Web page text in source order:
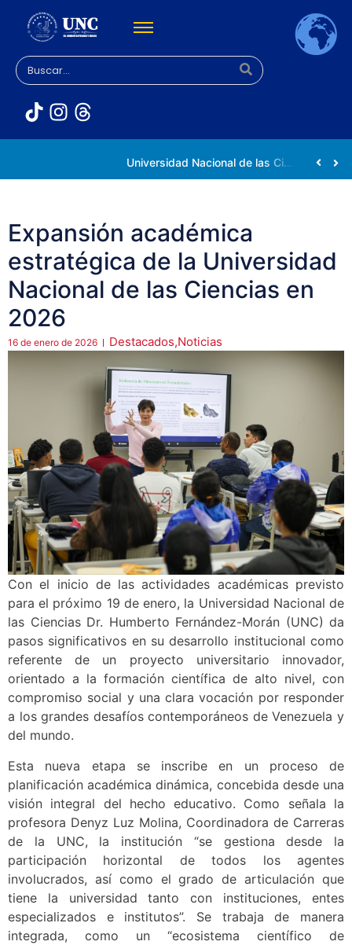
Universidad Nacional de las Ciencias impulsa vocaciones científicas en la Expoferia de Oportunidades de Estudio 2026
Expansión académica
estratégica de la Universidad
Nacional de las Ciencias en
2026
16 de enero de 2026 Destacados,Noticias
Con el inicio de las actividades académicas previsto
para el próximo 19 de enero, la Universidad Nacional de
las Ciencias Dr. Humberto Fernández-Morán (UNC) da
pasos significativos en su desarrollo institucional como
referente de un proyecto universitario innovador,
orientado a la formación científica de alto nivel, con
compromiso social y una clara vocación por responder
a los grandes desafíos contemporáneos de Venezuela y
del mundo.
Esta nueva etapa se inscribe en un proceso de
planificación académica dinámica, concebida desde una
visión integral del hecho educativo. Como señala la
profesora Denyz Luz Molina, Coordinadora de Carreras
de la UNC, la institución “se gestiona desde la
participación horizontal de todos los agentes
involucrados, así como el grado de articulación que
tiene la universidad tanto con instituciones, entes
especializados e institutos”. Se trabaja de manera
integrada, como un “ecosistema científico de